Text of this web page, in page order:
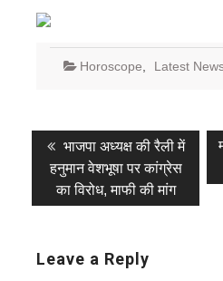
Horoscope, Latest
Post
navigation
Previous
post:
भाजपा अध्यक्ष की रैली में
हनुमान वेशभूषा पर कांग्रेस
का विरोध, माफी की मांग
Leave a Reply